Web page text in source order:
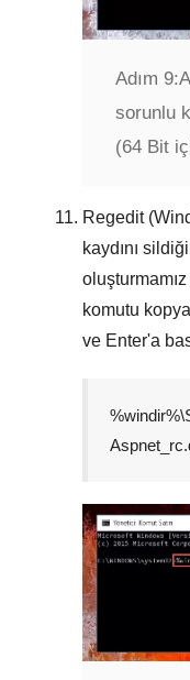
Adım 9:
sorunlu
(64 Bit
Regedit
kaydını
komutu
ve Enter'a